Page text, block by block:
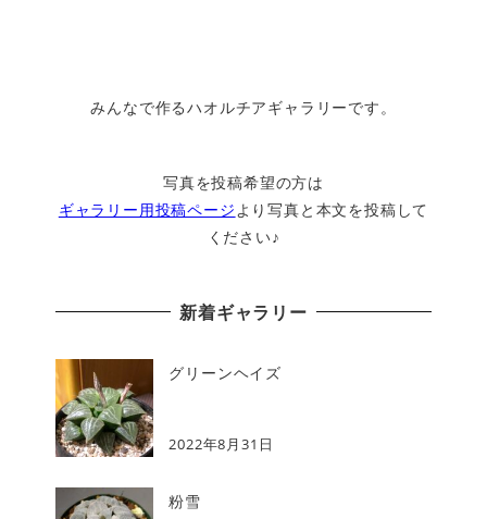
みんなで作るハオルチアギャラリーです。
写真を投稿希望の方は
ギャラリー用投稿ページ より写真と本文を投稿して
ください♪
新着ギャラリー
グリーンヘイズ
2022年8月31日
粉雪